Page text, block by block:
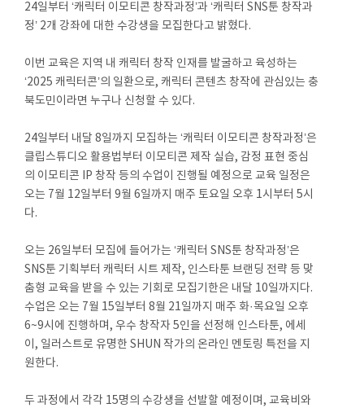
24일부터 ‘캐릭터 이모티콘 창작과정’과 ‘캐릭터 SNS툰 창작과
정’ 2개 강좌에 대한 수강생을 모집한다고 밝혔다.
이번 교육은 지역 내 캐릭터 창작 인재를 발굴하고 육성하는
‘2025 캐릭터콘’의 일환으로, 캐릭터 콘텐츠 창작에 관심있는 충
북도민이라면 누구나 신청할 수 있다.
24일부터 내달 8일까지 모집하는 ‘캐릭터 이모티콘 창작과정’은
클립스튜디오 활용법부터 이모티콘 제작 실습, 감정 표현 중심
의 이모티콘 IP 창작 등의 수업이 진행될 예정으로 교육 일정은
오는 7월 12일부터 9월 6일까지 매주 토요일 오후 1시부터 5시
다.
오는 26일부터 모집에 들어가는 ‘캐릭터 SNS툰 창작과정’은
SNS툰 기획부터 캐릭터 시트 제작, 인스타툰 브랜딩 전략 등 맞
춤형 교육을 받을 수 있는 기회로 모집기한은 내달 10일까지다.
수업은 오는 7월 15일부터 8월 21일까지 매주 화·목요일 오후
6~9시에 진행하며, 우수 창작자 5인을 선정해 인스타툰, 에세
이, 일러스트로 유명한 SHUN 작가의 온라인 멘토링 특전을 지
원한다.
두 과정에서 각각 15명의 수강생을 선발할 예정이며, 교육비와